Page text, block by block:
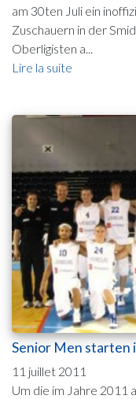
am 30ten Juli ein
Zuschauern in der
Oberligisten a...
Lire la suite
Senior Men starten
11 juillet 2011
Um die im Jahre 2011